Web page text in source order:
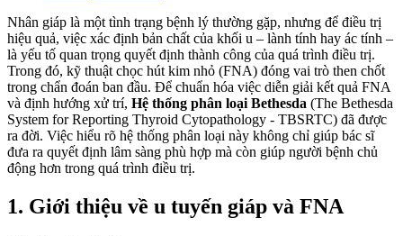
Nhân giáp là một tình trạng bệnh lý thường gặp, nhưng để điều trị
hiệu quả, việc xác định bản chất của khối u – lành tính hay ác tính –
là yếu tố quan trọng quyết định thành công của quá trình điều trị.
Trong đó, kỹ thuật chọc hút kim nhỏ (FNA) đóng vai trò then chốt
trong chẩn đoán ban đầu. Để chuẩn hóa việc diễn giải kết quả FNA
và định hướng xử trí, Hệ thống phân loại Bethesda (The Bethesda
System for Reporting Thyroid Cytopathology - TBSRTC) đã được
ra đời. Việc hiểu rõ hệ thống phân loại này không chỉ giúp bác sĩ
đưa ra quyết định lâm sàng phù hợp mà còn giúp người bệnh chủ
động hơn trong quá trình điều trị.
1. Giới thiệu về u tuyến giáp và FNA